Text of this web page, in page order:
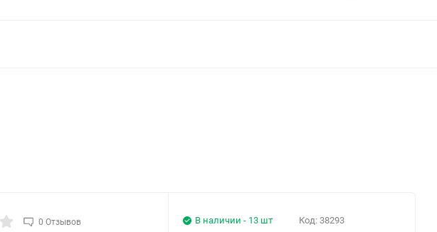
0 Отзывов В наличии - 13 шт Код: 38293